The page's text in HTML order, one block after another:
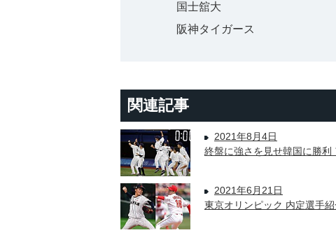
国士舘大
阪神タイガース
関連記事
2021年8月4日
終盤に強さを見せ韓国に勝利
2021年6月21日
東京オリンピック 内定選手